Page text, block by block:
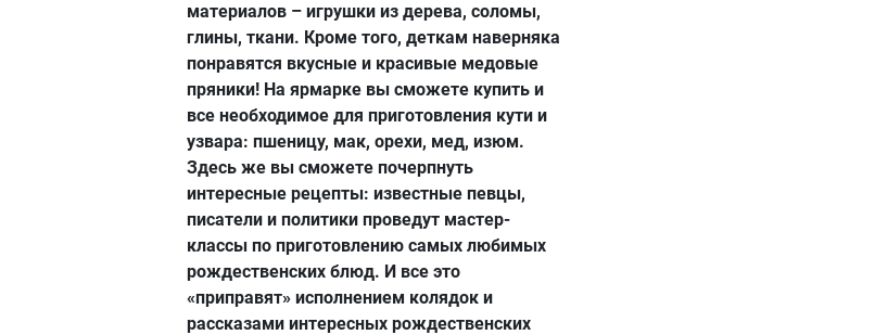
материалов – игрушки из дерева, соломы,
глины, ткани. Кроме того, деткам наверняка
понравятся вкусные и красивые медовые
пряники! На ярмарке вы сможете купить и
все необходимое для приготовления кути и
узвара: пшеницу, мак, орехи, мед, изюм.
Здесь же вы сможете почерпнуть
интересные рецепты: известные певцы,
писатели и политики проведут мастер-
классы по приготовлению самых любимых
рождественских блюд. И все это
«приправят» исполнением колядок и
рассказами интересных рождественских